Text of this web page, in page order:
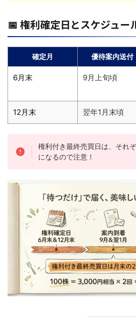
📅 権利確定日とスケジュー
確定月 優待案内送付
6月末 9月上旬頃
12月末 翌年1月末頃
権利付き最終売買日は、それ
になるので注意！